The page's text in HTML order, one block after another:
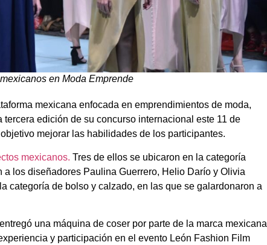
en Moda Emprende
mexicana enfocada en emprendimientos de moda,
edición de su concurso internacional este 11 de
mejorar las habilidades de los participantes.
mexicanos. Tres de ellos se ubicaron en la categoría
los diseñadores Paulina Guerrero, Helio Darío y Olivia
categoría de bolso y calzado, en las que se galardonaron a
una máquina de coser por parte de la marca mexicana
y participación en el evento León Fashion Film